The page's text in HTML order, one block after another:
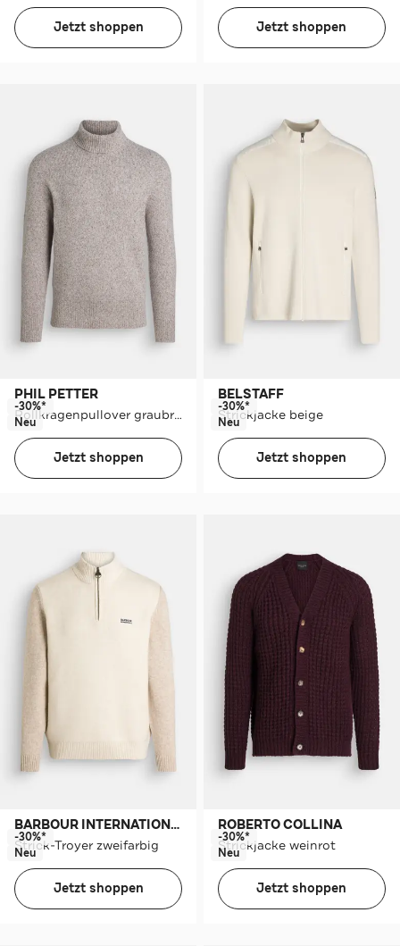
Jetzt shoppen Jetzt shoppen
PHIL PETTER
Rollkragenpullover graubraun
-30%*
Neu
Jetzt shoppen
BELSTAFF
Strickjacke beige
-30%*
Neu
Jetzt shoppen
BARBOUR INTERNATIONAL
Strick-Troyer zweifarbig
-30%*
Neu
Jetzt shoppen
ROBERTO COLLINA
Strickjacke weinrot
-30%*
Neu
Jetzt shoppen